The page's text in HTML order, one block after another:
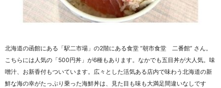
北海道の函館にある「駅二市場」の2階にある食堂 “朝市食堂 二番館” さん。
こちらには人気の「500円丼」が6種もあります。なかでも五目丼が大人気。味
噌汁、お新香付もついています。広々とした活気ある店内で味わう北海道の新
鮮な海の幸がたっぷり乗った海鮮丼は、見た目も味も大満足間違いなしです